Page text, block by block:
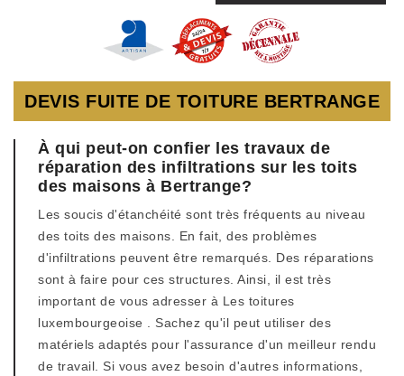
DEVIS FUITE DE TOITURE BERTRANGE
À qui peut-on confier les travaux de
réparation des infiltrations sur les toits
des maisons à Bertrange?
Les soucis d'étanchéité sont très fréquents au niveau
des toits des maisons. En fait, des problèmes
d'infiltrations peuvent être remarqués. Des réparations
sont à faire pour ces structures. Ainsi, il est très
important de vous adresser à Les toitures
luxembourgeoise . Sachez qu'il peut utiliser des
matériels adaptés pour l'assurance d'un meilleur rendu
de travail. Si vous avez besoin d'autres informations,